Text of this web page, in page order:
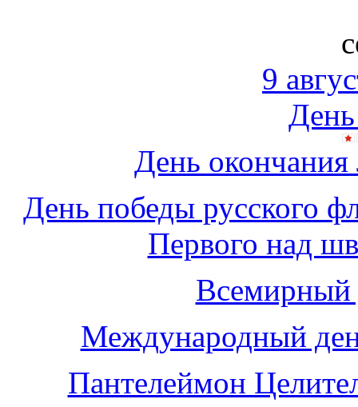
9
День
День
День победы русского
Первого над
Всемирный
Международный
Пантелеймон